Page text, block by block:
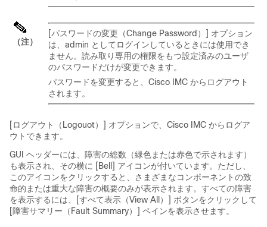
（注）
[パスワードの変更（Change Password）] オプション
は、admin としてログインしているときには使用でき
ません。読み取り専用の権限をもつ設定済みのユーザ
のパスワードだけが変更できます。
パスワードを変更すると、Cisco IMC からログアウト
されます。
[ログアウト（Logouot）] オプションで、Cisco IMC からログア
ウトできます。
GUI ヘッダーには、障害の総数（緑色または赤色で示されます）
も表示され、その横に [Bell] アイコンが付いています。ただし、
このアイコンをクリックすると、さまざまなコンポーネントの致
命的または重大な障害の概要のみが表示されます。すべての障害
を表示するには、[すべて表示（View All）] ボタンをクリックして
[障害サマリー（Fault Summary）] ペインを表示させます。